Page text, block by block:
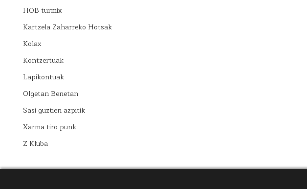
HOB turmix
Kartzela Zaharreko Hotsak
Kolax
Kontzertuak
Lapikontuak
Olgetan Benetan
Sasi guztien azpitik
Xarma tiro punk
Z Kluba